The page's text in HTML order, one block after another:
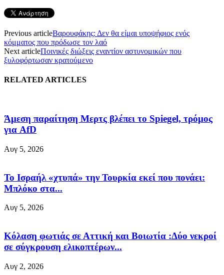
Previous articleΒαρουφάκης: Δεν θα είμαι υποψήφιος ενός
κόμματος που πρόδωσε τον λαό
Next articleΠοινικές διώξεις εναντίον αστυνομικών που
ξυλοφόρτωσαν κρατούμενο
RELATED ARTICLES
Άμεση παραίτηση Mερτς βλέπει το Spiegel, τρόμος
για AfD
Αυγ 5, 2026
Το Ισραήλ «χτυπά» την Τουρκία εκεί που πονάει:
Μπλόκο στα...
Αυγ 5, 2026
Κόλαση φωτιάς σε Αττική και Βοιωτία :Δύο νεκροί
σε σύγκρουση ελικοπτέρων...
Αυγ 2, 2026